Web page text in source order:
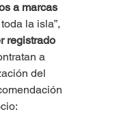
a marcas
la isla”,
registrado
a
del